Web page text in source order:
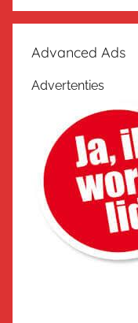
Advanced Ads
Advertenties